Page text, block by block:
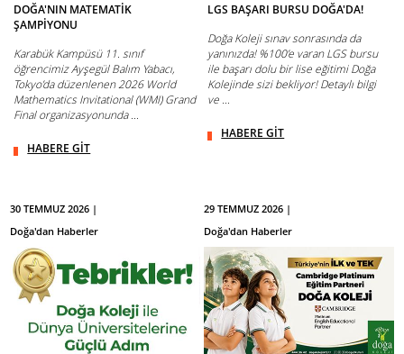
DOĞA'NIN MATEMATİK
ŞAMPİYONU
Karabük Kampüsü 11. sınıf
öğrencimiz Ayşegül Balım Yabacı,
Tokyo’da düzenlenen 2026 World
Mathematics Invitational (WMI) Grand
Final organizasyonunda ...
HABERE GİT
LGS BAŞARI BURSU DOĞA'DA!
Doğa Koleji sınav sonrasında da
yanınızda! %100’e varan LGS bursu
ile başarı dolu bir lise eğitimi Doğa
Kolejinde sizi bekliyor! Detaylı bilgi
ve ...
HABERE GİT
30 TEMMUZ 2026 |
Doğa'dan Haberler
29 TEMMUZ 2026 |
Doğa'dan Haberler